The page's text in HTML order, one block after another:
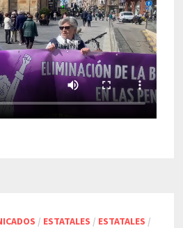
/ ESTATALES / ESTATALES /